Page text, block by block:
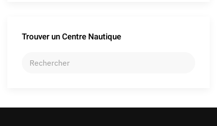
Trouver un Centre Nautique